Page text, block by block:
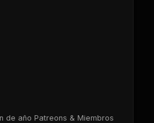
de año Patreons & Miembros